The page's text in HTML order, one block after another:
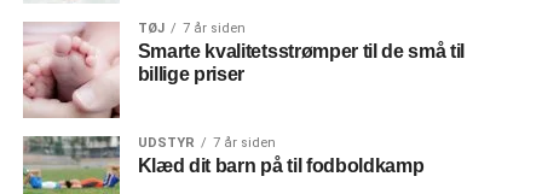
TØJ 7 år siden
Smarte kvalitetsstrømper til de små til
billige priser
UDSTYR 7 år siden
Klæd dit barn på til fodboldkamp